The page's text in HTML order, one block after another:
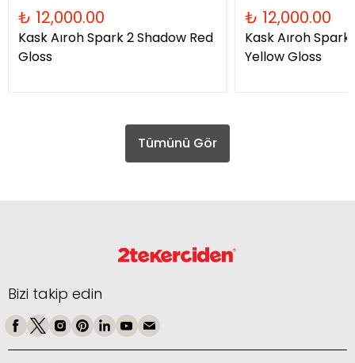
₺ 12,000.00
Kask Aıroh Spark 2 Shadow Red
Gloss
₺ 12,000.00
Kask Aıroh
Yellow Gloss
Tümünü Gör
Bizi takip edin